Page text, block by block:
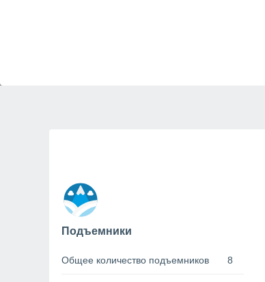
Подъемники
Общее количество подъемников 8